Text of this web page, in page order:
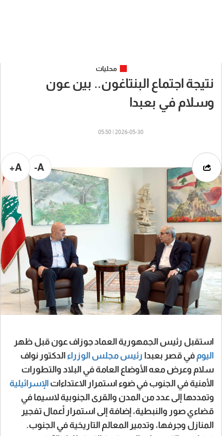
محليات
نتيجة اجتماع البنتاغون.. بين عون
وسلام في بعبدا
2026-05-30 | 05:50
A-
A+
استقبل رئيس الجمهورية العماد جوزاف عون قبل ظهر
اليوم في قصر بعبدا رئيس مجلس الوزراء الدكتور نواف
سلام وعرض معه الأوضاع العامة في البلاد والتطورات
الأمنية في الجنوب في ضوء استمرار الاعتداءات الإسرائيلية
وتمددها إلى عدد من المدن والقرى الجنوبية لاسيما في
قضاءي صور والنبطية، إضافة إلى استمرار أعمال تفجير
المنازل وجرفها، وتدمير المعالم التاريخية في الجنوب.